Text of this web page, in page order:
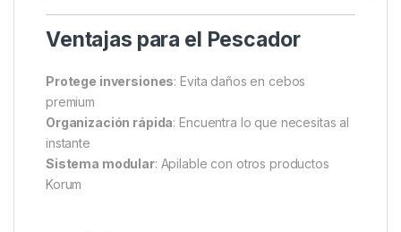
Ventajas para el Pescador
Protege inversiones: Evita daños en cebos
premium
Organización rápida: Encuentra lo que necesitas al
instante
Sistema modular: Apilable con otros productos
Korum